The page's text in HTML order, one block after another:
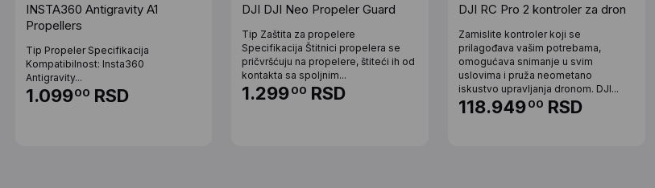
INSTA360 Antigravity A1
Propellers
Tip Propeler Specifikacija
Kompatibilnost: Insta360
Antigravity...
1.09900 RSD
DJI DJI Neo Propeler Guard
Tip Zaštita za propelere
Specifikacija Štitnici propelera se
pričvršćuju na propelere, štiteći ih od
kontakta sa spoljnim...
1.29900 RSD
DJI RC Pro 2 kontroler za dron
Zamislite kontroler koji se
prilagođava vašim potrebama,
omogućava snimanje u svim
uslovima i pruža neometano
iskustvo upravljanja dronom. DJI...
118.94900 RSD